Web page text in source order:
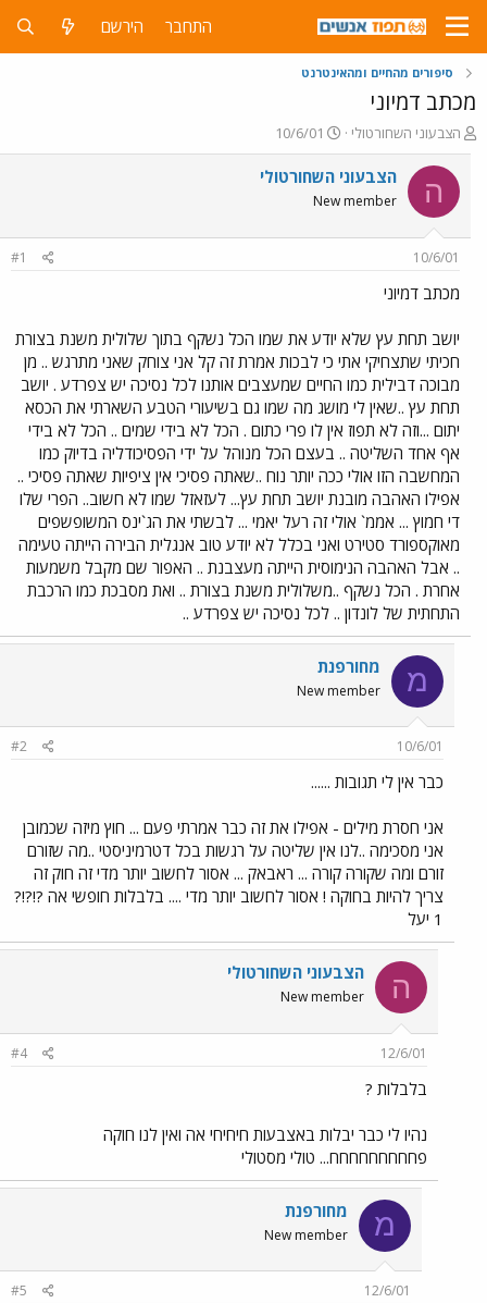
התחבר הירשם
סיפורים מהחיים ומהאינטרנט
מכתב דמיוני
פ
ו
ת
ח
ה
ש
א
הצבעוני השחורטולי
פ
ו
ר
ם
10/6/01
ה הצבעוני השחורטולי
New member
10/6/01
#1
מכתב דמיוני
יושב תחת עץ שלא יודע את שמו הכל נשקף בתוך שלולית משנת בצורת
חכיתי שתצחיקי אתי כי לבכות אמרת זה קל אני צוחק שאני מתרגש .. מן
מבוכה דבילית כמו החיים שמעצבים אותנו לכל נסיכה יש צפרדע . יושב
תחת עץ ..שאין לי מושג מה שמו גם בשיעורי הטבע השארתי את הכסא
יתום ...וזה לא תפוז אין לו פרי כתום . הכל לא בידי שמים .. הכל לא בידי
אף אחד השליטה .. בעצם הכל מנוהל על ידי הפסיכודליה בדיוק כמו
המחשבה הזו אולי ככה יותר נוח ..שאתה פסיכי אין ציפיות שאתה פסיכי ..
אפילו האהבה מובנת יושב תחת עץ... לעזאזל שמו לא חשוב.. הפרי שלו
די חמוץ ... אממ` אולי זה רעל יאמי ... לבשתי את הג`ינס המשופשפים
מאוקספורד סטירט ואני בכלל לא יודע טוב אנגלית הבירה הייתה טעימה
.. אבל האהבה הנימוסית הייתה מעצבנת .. האפור שם מקבל משמעות
אחרת . הכל נשקף ..משלולית משנת בצורת .. ואת מסבכת כמו הרכבת
התחתית של לונדון .. לכל נסיכה יש צפרדע ..
מ מחורפנת
New member
10/6/01
#2
כבר אין לי תגובות ......
אני חסרת מילים - אפילו את זה כבר אמרתי פעם ... חוץ מיזה שכמובן
אני מסכימה ..לנו אין שליטה על רגשות בכל דטרמיניסטי ..מה שזורם
זורם ומה שקורה קורה ... ראבאק ... אסור לחשוב יותר מדי זה חוק זה
צריך להיות בחוקה ! אסור לחשוב יותר מדי .... בלבלות חופשי אה ?!?!?
1 יעל
ה הצבעוני השחורטולי
New member
12/6/01
#4
בלבלות ?
נהיו לי כבר יבלות באצבעות חיחיחי אה ואין לנו חוקה
פחחחחחחחחח... טולי מסטולי
מ מחורפנת
New member
12/6/01
#5